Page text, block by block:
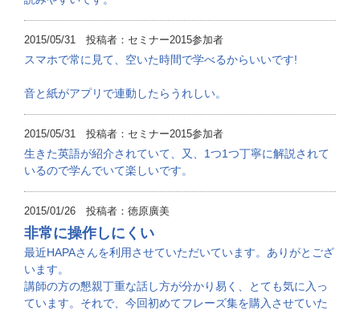
2015/05/31 投稿者：セミナー2015参加者
スマホで常に見て、空いた時間で学べるからいいです!
音と紙がアプリで連動したらうれしい。
2015/05/31 投稿者：セミナー2015参加者
生きた英語が紹介されていて、又、1つ1つ丁寧に解説されて
いるので学んでいて楽しいです。
2015/01/26 投稿者：徳原廣美
非常に操作しにくい
最近HAPAさんを利用させていただいています。ありがとござ
います。
講師の方の懇親丁重な話し方が分かり易く、とても気に入っ
ています。それで、今回初めてフレーズ集を購入させていた